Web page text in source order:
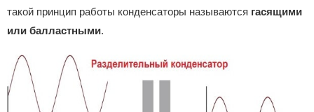
такой принцип работы конденсаторы называются гасящими
или балластными.